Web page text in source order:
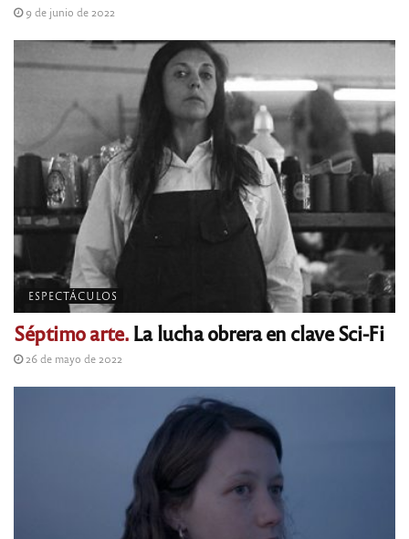
9 de junio de 2022
ESPECTÁCULOS
Séptimo arte.La lucha obrera en clave Sci-Fi
26 de mayo de 2022